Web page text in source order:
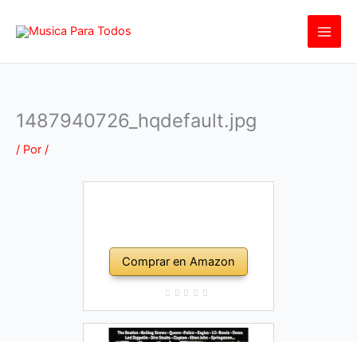
1487940726_hqdefault.jpg
/ Por /
Comprar en Amazon